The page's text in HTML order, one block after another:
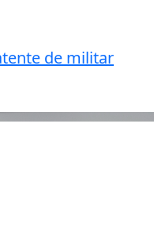
de militar